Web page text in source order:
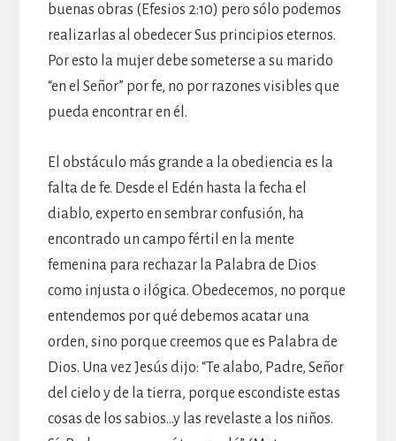
buenas obras (Efesios 2:10) pero sólo podemos
realizarlas al obedecer Sus principios eternos.
Por esto la mujer debe someterse a su marido
“en el Señor” por fe, no por razones visibles que
pueda encontrar en él.
El obstáculo más grande a la obediencia es la
falta de fe. Desde el Edén hasta la fecha el
diablo, experto en sembrar confusión, ha
encontrado un campo fértil en la mente
femenina para rechazar la Palabra de Dios
como injusta o ilógica. Obedecemos, no porque
entendemos por qué debemos acatar una
orden, sino porque creemos que es Palabra de
Dios. Una vez Jesús dijo: “Te alabo, Padre, Señor
del cielo y de la tierra, porque escondiste estas
cosas de los sabios…y las revelaste a los niños.